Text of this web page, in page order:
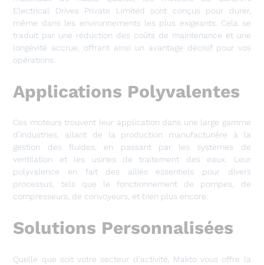
Electrical Drives Private Limited sont conçus pour durer,
même dans les environnements les plus exigeants. Cela se
traduit par une réduction des coûts de maintenance et une
longévité accrue, offrant ainsi un avantage décisif pour vos
opérations.
Applications Polyvalentes
Ces moteurs trouvent leur application dans une large gamme
d’industries, allant de la production manufacturière à la
gestion des fluides, en passant par les systèmes de
ventilation et les usines de traitement des eaux. Leur
polyvalence en fait des alliés essentiels pour divers
processus, tels que le fonctionnement de pompes, de
compresseurs, de convoyeurs, et bien plus encore.
Solutions Personnalisées
Quelle que soit votre secteur d’activité, Makto vous offre la